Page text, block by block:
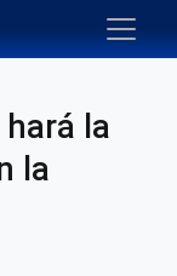
la
la